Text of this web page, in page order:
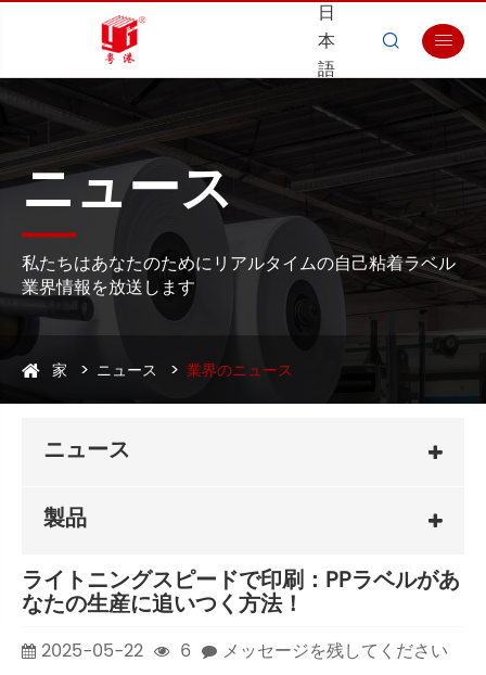
日
本
語
 
ニュース
私たちはあなたのためにリアルタイムの自己粘着ラベル
業界情報を放送します
家 ニュース 業界のニュース
ニュース
製品
ライトニングスピードで印刷：PPラベルがあ
なたの生産に追いつく方法！
2025-05-22 6
メッセージを残してください